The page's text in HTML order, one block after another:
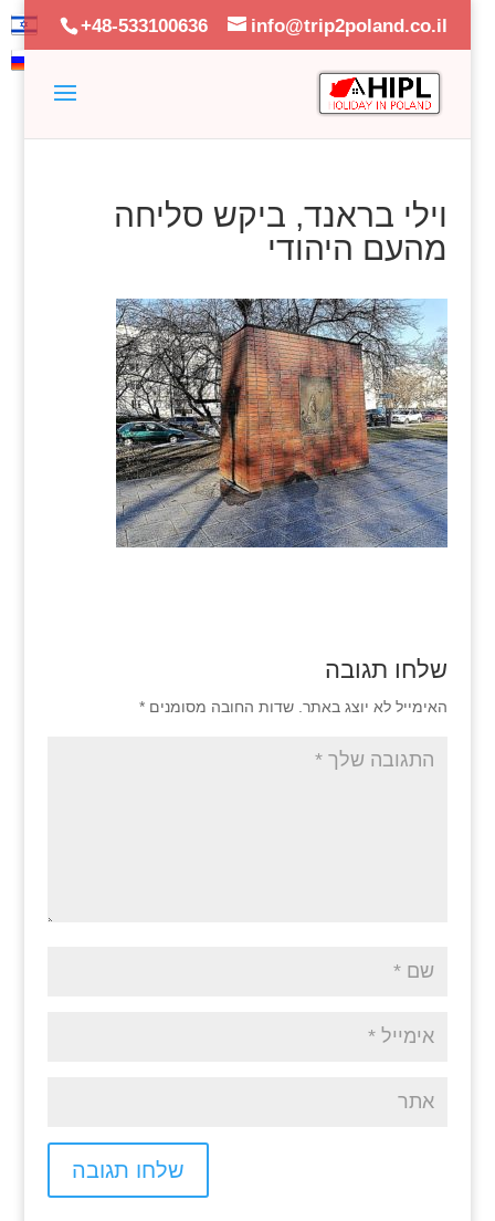
+48-533100636 info@trip2poland.co.il
וילי בראנד, ביקש סליחה
מהעם היהודי
שלחו תגובה
האימייל לא יוצג באתר. שדות החובה מסומנים *